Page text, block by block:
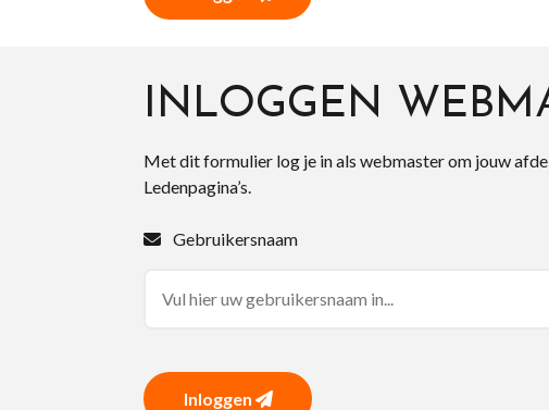
INLOGGEN
Met dit formulier log je in als webmaster om jouw
Ledenpagina’s.
Gebruikersnaam
Inloggen